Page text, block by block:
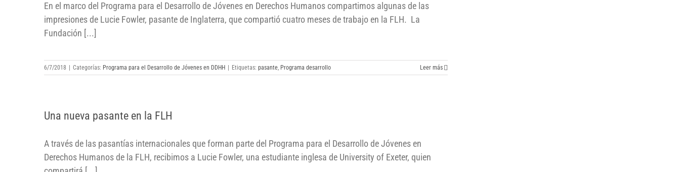
En el marco del Programa para el Desarrollo de Jóvenes en Derechos Humanos compartimos algunas de las
impresiones de Lucie Fowler, pasante de Inglaterra, que compartió cuatro meses de trabajo en la FLH. La
Fundación [...]
6/7/2018 Categorías: Programa para el Desarrollo de Jóvenes en DDHH Etiquetas: pasante, Programa desarrollo Leer más
Una nueva pasante en la FLH
Una nueva pasante en la FLH
A través de las pasantías internacionales que forman parte del Programa para el Desarrollo de Jóvenes en
Derechos Humanos de la FLH, recibimos a Lucie Fowler, una estudiante inglesa de University of Exeter, quien